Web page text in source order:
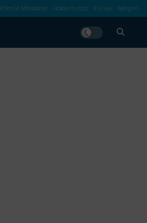
Kömür Masalları Hakkımızda Künye İletişim